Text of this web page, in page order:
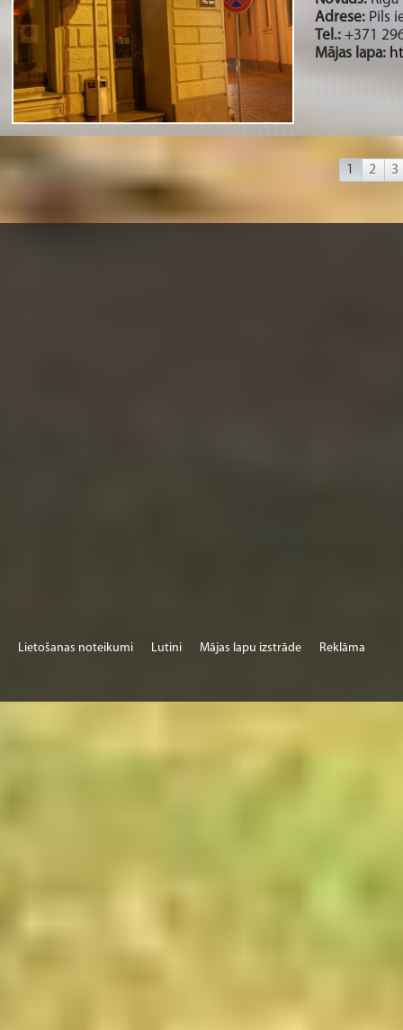
Adrese: Pils
Tel.: +371
Mājas lapa:
1 2 3
Lietošanas noteikumi Lutini Mājas lapu izstrāde Reklāma